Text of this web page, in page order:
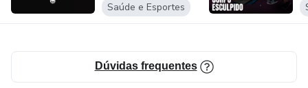
Saúde e Esportes
Dúvidas frequentes